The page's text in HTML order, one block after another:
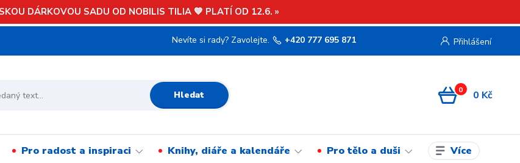
DÁRKOVOU SADU OD NOBILIS TILIA 💙 PLATÍ OD 12.6. »
Přihlášení
Hledat
Nevíte si rady? Zavolejte. +420 777 695 871
0 0 Kč
Pro radost a inspiraci Knihy, diáře a kalendáře Pro tělo a duši Více